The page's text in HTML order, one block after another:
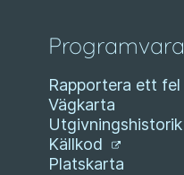
Programvara
Rapportera ett fel
Vägkarta
Utgivningshistorik
Källkod
Platskarta